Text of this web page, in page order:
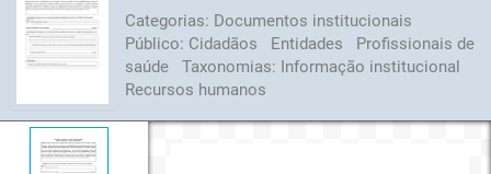
Categorias: Documentos institucionais
Público: Cidadãos Entidades
Profissionais de
saúde
Taxonomias: Informação institucional
Recursos humanos